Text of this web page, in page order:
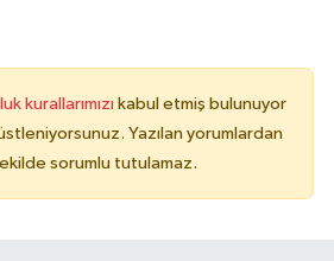
kurallarımızı kabul etmiş bulunuyor
Yazılan yorumlardan
sorumlu tutulamaz.